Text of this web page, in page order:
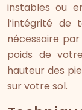
instables ou
l’intégrité de
nécessaire
poids de
hauteur des
sur votre sol.